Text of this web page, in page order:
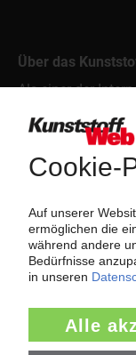
Über das
Als einer der
und
Nachrichten rund
der
Material,
Weiterhin bietet
Bezugsquellen
Nachrichten